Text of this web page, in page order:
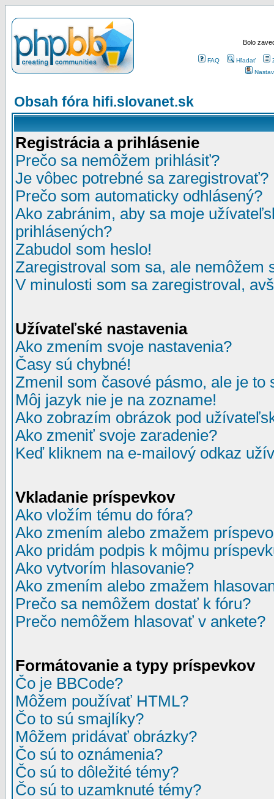
Bolo
FAQ Hľadať
Obsah fóra hifi.slovanet.sk
Registrácia a prihlásenie
Prečo sa nemôžem prihlásiť?
Je vôbec potrebné sa zaregistrovať?
Prečo som automaticky odhlásený?
Ako zabránim, aby sa moje
prihlásených?
Zabudol som heslo!
Zaregistroval som sa, ale nemôžem
V minulosti som sa zaregistroval,
Užívateľské nastavenia
Ako zmením svoje nastavenia?
Časy sú chybné!
Zmenil som časové pásmo, ale je to
Môj jazyk nie je na zozname!
Ako zobrazím obrázok pod
Ako zmeniť svoje zaradenie?
Keď kliknem na e-mailový odkaz
Vkladanie príspevkov
Ako vložím tému do fóra?
Ako zmením alebo zmažem
Ako pridám podpis k môjmu
Ako vytvorím hlasovanie?
Ako zmením alebo zmažem
Prečo sa nemôžem dostať k fóru?
Prečo nemôžem hlasovať v ankete?
Formátovanie a typy príspevkov
Čo je BBCode?
Môžem používať HTML?
Čo to sú smajlíky?
Môžem pridávať obrázky?
Čo sú to oznámenia?
Čo sú to dôležité témy?
Čo sú to uzamknuté témy?